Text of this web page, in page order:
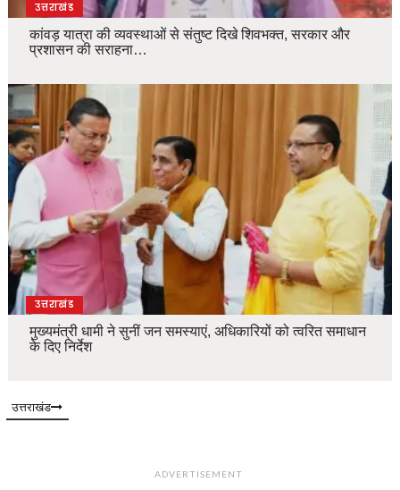
उत्तराखंड
कांवड़ यात्रा की व्यवस्थाओं से संतुष्ट दिखे शिवभक्त, सरकार और
प्रशासन की सराहना…
उत्तराखंड
मुख्यमंत्री धामी ने सुनीं जन समस्याएं, अधिकारियों को त्वरित समाधान
के दिए निर्देश
उत्तराखंड
ADVERTISEMENT